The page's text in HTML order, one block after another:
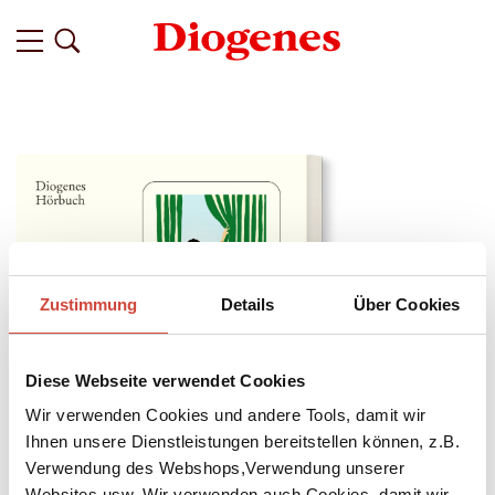
Zustimmung Details Über Cookies
Diese Webseite verwendet Cookies
Wir verwenden Cookies und andere Tools, damit wir
Ihnen unsere Dienstleistungen bereitstellen können, z.B.
Verwendung des Webshops,Verwendung unserer
Download Bilddatei ↘